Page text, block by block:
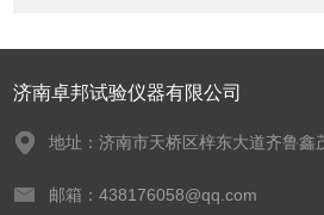
济南卓邦试验仪器有限公司
地址：济南市天桥区梓东大道齐鲁鑫
邮箱：438176058@qq.com